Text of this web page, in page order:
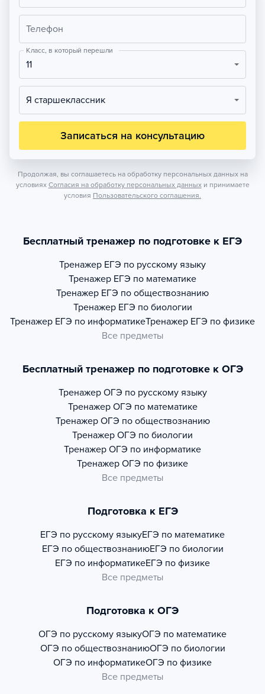
Телефон
Класс, в который перешли
11
Я старшеклассник
Записаться на консультацию
Продолжая, вы соглашаетесь на обработку персональных данных на
условиях Согласия на обработку персональных данных и принимаете
условия Пользовательского соглашения.
Бесплатный тренажер по подготовке к ЕГЭ
Тренажер ЕГЭ по русскому языку
Тренажер ЕГЭ по математике
Тренажер ЕГЭ по обществознанию
Тренажер ЕГЭ по биологии
Тренажер ЕГЭ по информатикеТренажер ЕГЭ по физике
Все предметы
Бесплатный тренажер по подготовке к ОГЭ
Тренажер ОГЭ по русскому языку
Тренажер ОГЭ по математике
Тренажер ОГЭ по обществознанию
Тренажер ОГЭ по биологии
Тренажер ОГЭ по информатике
Тренажер ОГЭ по физике
Все предметы
Подготовка к ЕГЭ
ЕГЭ по русскому языкуЕГЭ по математике
ЕГЭ по обществознаниюЕГЭ по биологии
ЕГЭ по информатикеЕГЭ по физике
Все предметы
Подготовка к ОГЭ
ОГЭ по русскому языкуОГЭ по математике
ОГЭ по обществознаниюОГЭ по биологии
ОГЭ по информатикеОГЭ по физике
Все предметы